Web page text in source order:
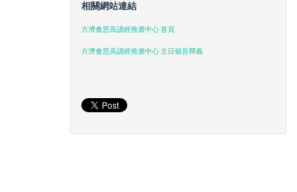
相關網站連結
方濟會思高讀經推廣中心 首頁
方濟會思高讀經推廣中心 主日福音釋義